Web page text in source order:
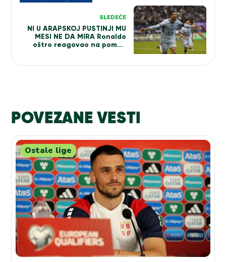
SLEDEĆE
NI U ARAPSKOJ PUSTINJI MU
MESI NE DA MIRA Ronaldo
oštro reagovao na pomen
POVEZANE VESTI
Ostale lige